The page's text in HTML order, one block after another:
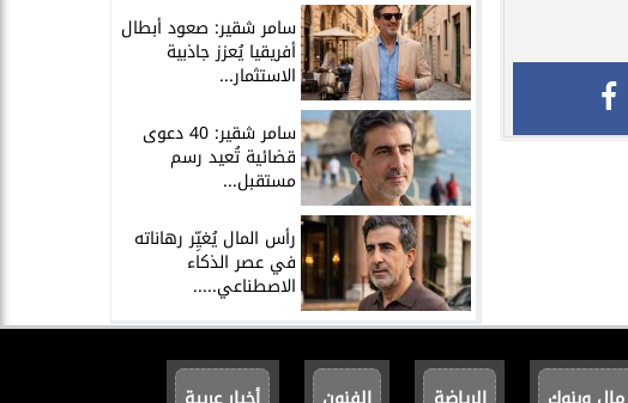
سامر شقير: صعود أبطال
أفريقيا يُعزز جاذبية
الاستثمار...
سامر شقير: 40 دعوى
قضائية تُعيد رسم
مستقبل...
رأس المال يُغيِّر رهاناته
في عصر الذكاء
الاصطناعي.....